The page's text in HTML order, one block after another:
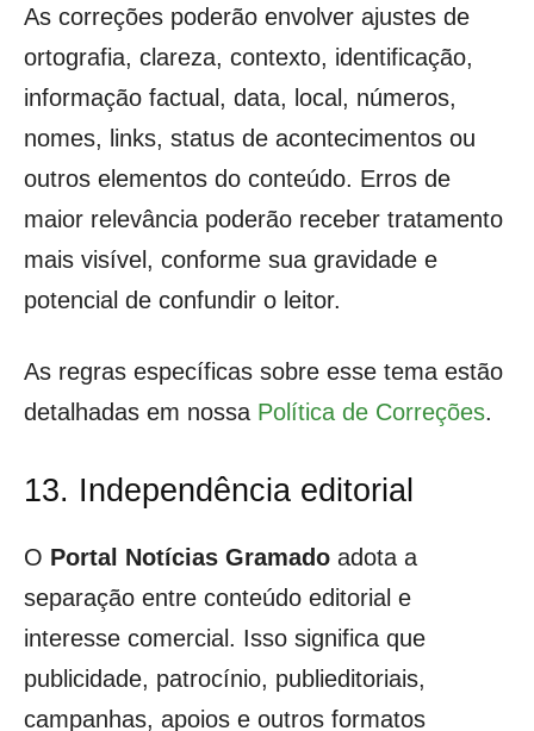
As correções poderão envolver ajustes de
ortografia, clareza, contexto, identificação,
informação factual, data, local, números,
nomes, links, status de acontecimentos ou
outros elementos do conteúdo. Erros de
maior relevância poderão receber tratamento
mais visível, conforme sua gravidade e
potencial de confundir o leitor.
As regras específicas sobre esse tema estão
detalhadas em nossa Política de Correções.
13. Independência editorial
O Portal Notícias Gramado adota a
separação entre conteúdo editorial e
interesse comercial. Isso significa que
publicidade, patrocínio, publieditoriais,
campanhas, apoios e outros formatos